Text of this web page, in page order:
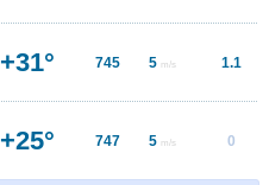
+31° 745 5 m/s 1.1
+25° 747 5 m/s 0